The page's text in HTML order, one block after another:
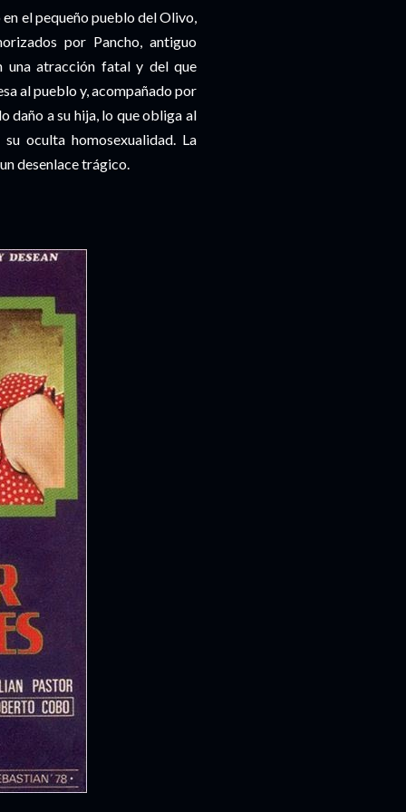
el pequeño pueblo del Olivo,
por Pancho, antiguo
una atracción fatal y del que
al pueblo y, acompañado por
daño a su hija, lo que obliga al
oculta homosexualidad. La
desenlace trágico.